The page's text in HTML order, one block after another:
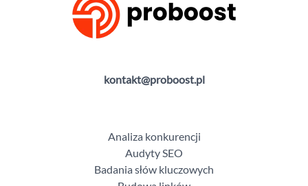
kontakt@proboost.pl
Analiza konkurencji
Audyty SEO
Badania słów kluczowych